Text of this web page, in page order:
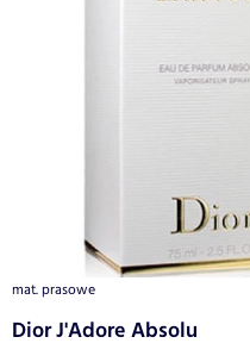
mat. prasowe
Dior J'Adore Absolu